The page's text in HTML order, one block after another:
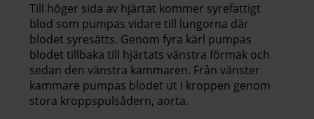
Till höger sida av hjärtat kommer syrefattigt
blod som pumpas vidare till lungorna där
blodet syresätts. Genom fyra kärl pumpas
blodet tillbaka till hjärtats vänstra förmak och
sedan den vänstra kammaren. Från vänster
kammare pumpas blodet ut i kroppen genom
stora kroppspulsådern, aorta.